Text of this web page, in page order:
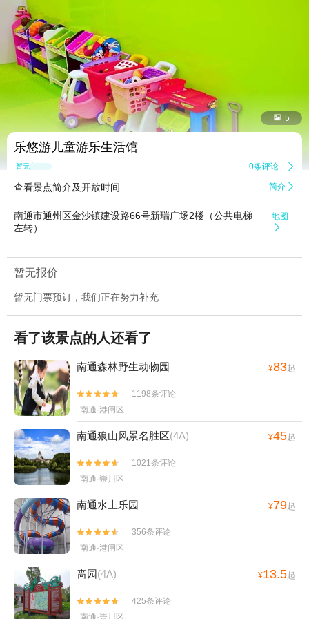
 5
乐悠游儿童游乐生活馆
暂无点评 0条评论 
查看景点简介及开放时间 简介 
南通市通州区金沙镇建设路66号新瑞广场2楼（公共电梯
左转）
地图

暂无报价
暂无门票预订，我们正在努力补充
看了该景点的人还看了
南通森林野生动物园 ¥83起


1198条评论
南通·港闸区
南通狼山风景名胜区(4A) ¥45起


1021条评论
南通·崇川区
南通水上乐园 ¥79起


356条评论
南通·港闸区
啬园(4A) ¥13.5起


425条评论
